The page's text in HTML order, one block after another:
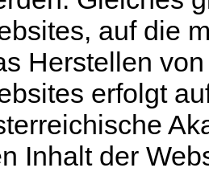
auf die
Herstellen
erfolgt
Inhalt der